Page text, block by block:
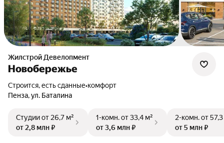
Жилстрой Девелопмент
Новобережье
Строится, есть сданные•комфорт
Пенза, ул. Баталина
Студииот 26,7 м²
от 2,8 млн ₽
1-комн.от 33,4 м²
от 3,6 млн ₽
2-комн.от
от 5 млн ₽